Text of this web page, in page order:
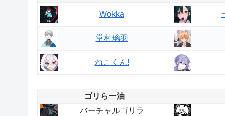
Wokka
堂村璃羽
ねこくん!
ゴリらー油
バーチャルゴリラ